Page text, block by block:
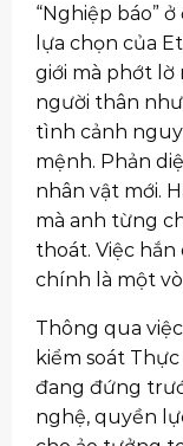
“Nghiệp báo”
lựa chọn của
giới mà phớt lờ
người thân
tình cảnh
mệnh. Phản
nhân vật mới.
mà anh từng
thoát. Việc hắn
chính là một
Thông qua
kiểm soát
đang đứng
nghệ, quyền